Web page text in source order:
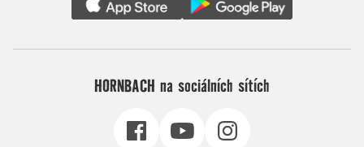
HORNBACH na sociálních sítích